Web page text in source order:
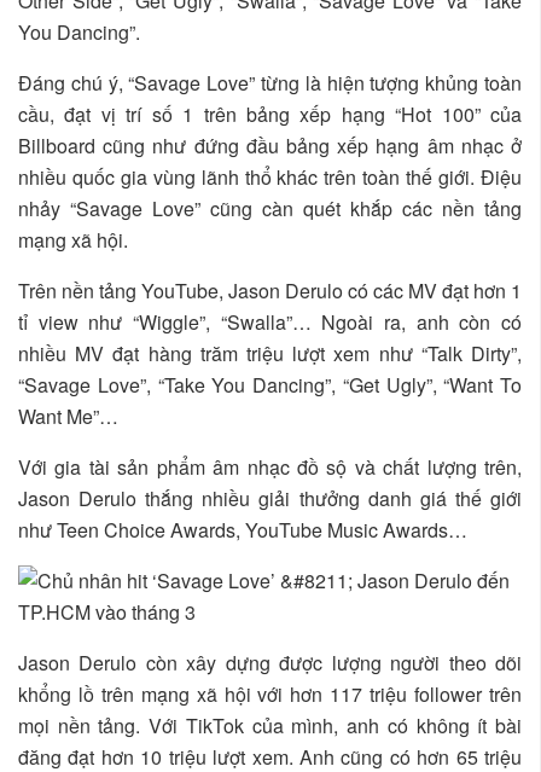
You Dancing”.
Đáng chú ý, “Savage Love” từng là hiện tượng khủng toàn
cầu, đạt vị trí số 1 trên bảng xếp hạng “Hot 100” của
Billboard cũng như đứng đầu bảng xếp hạng âm nhạc ở
nhiều quốc gia vùng lãnh thổ khác trên toàn thế giới. Điệu
nhảy “Savage Love” cũng càn quét khắp các nền tảng
mạng xã hội.
Trên nền tảng YouTube, Jason Derulo có các MV đạt hơn 1
tỉ view như “Wiggle”, “Swalla”… Ngoài ra, anh còn có
nhiều MV đạt hàng trăm triệu lượt xem như “Talk Dirty”,
“Savage Love”, “Take You Dancing”, “Get Ugly”, “Want To
Want Me”…
Với gia tài sản phẩm âm nhạc đồ sộ và chất lượng trên,
Jason Derulo thắng nhiều giải thưởng danh giá thế giới
như Teen Choice Awards, YouTube Music Awards…
Jason Derulo còn xây dựng được lượng người theo dõi
khổng lồ trên mạng xã hội với hơn 117 triệu follower trên
mọi nền tảng. Với TikTok của mình, anh có không ít bài
đăng đạt hơn 10 triệu lượt xem. Anh cũng có hơn 65 triệu